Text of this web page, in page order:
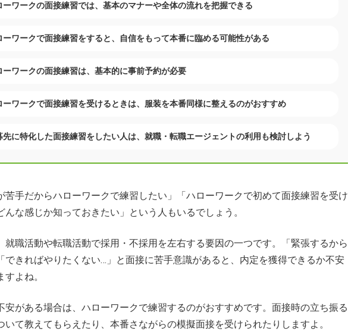
ーワークの面接練習では、基本のマナーや全体の流れを把握できる
ーワークで面接練習をすると、自信をもって本番に臨める可能性がある
ーワークの面接練習は、基本的に事前予約が必要
ーワークで面接練習を受けるときは、服装を本番同様に整えるのがおすすめ
先に特化した面接練習をしたい人は、就職・転職エージェントの利用も検討しよう
苦手だからハローワークで練習したい」「ハローワークで初めて面接練習を受け
んな感じか知っておきたい」という人もいるでしょう。
就職活動や転職活動で採用・不採用を左右する要因の一つです。「緊張するから
できればやりたくない…」と面接に苦手意識があると、内定を獲得できるか不安
すよね。
安がある場合は、ハローワークで練習するのがおすすめです。面接時の立ち振る
いて教えてもらえたり、本番さながらの模擬面接を受けられたりしますよ。